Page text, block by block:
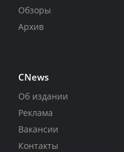
Обзоры
Архив
CNews
Об издании
Реклама
Вакансии
Контакты